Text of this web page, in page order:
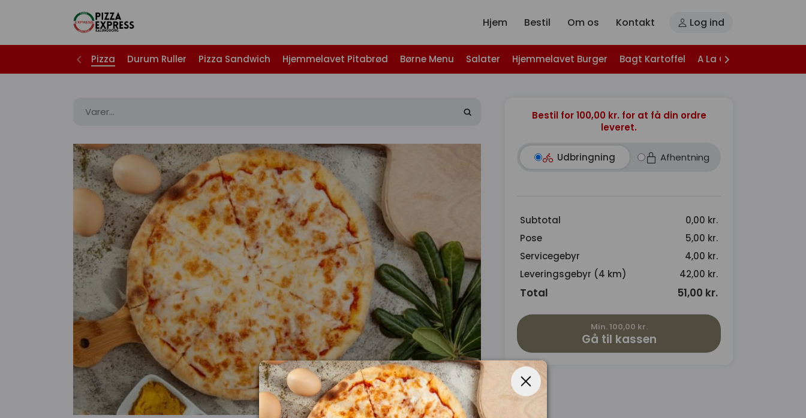
Hjem Bestil Om os Kontakt Log ind
Pizza Durum Ruller Pizza Sandwich Hjemmelavet Pitabrød Børne Menu Salater Hjemmelavet Burger Bagt Kartoffel A La Carte
Bestil for 100,00 kr. for at få din ordre
leveret.
Udbringning Afhentning
Subtotal
0,00 kr.
Pose
5,00 kr.
Servicegebyr
4,00 kr.
Leveringsgebyr (4 km)
42,00 kr.
Total 51,00 kr.
Min. 100,00 kr.
Gå til kassen